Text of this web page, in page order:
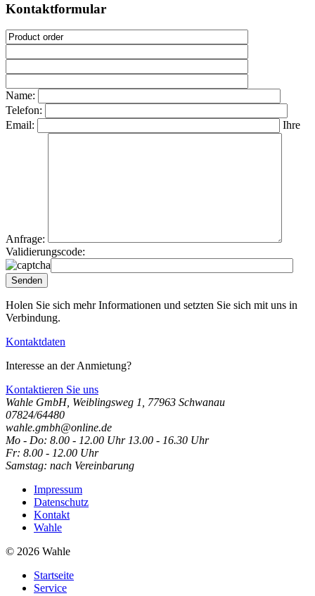
Kontaktformular
Name:
Telefon:
Email:
Ihre
Anfrage:
Validierungscode:
Holen Sie sich mehr Informationen und setzten Sie sich mit uns in
Verbindung.
Kontaktdaten
Interesse an der Anmietung?
Kontaktieren Sie uns
Wahle GmbH, Weiblingsweg 1, 77963 Schwanau
07824/64480
wahle.gmbh@online.de
Mo - Do: 8.00 - 12.00 Uhr 13.00 - 16.30 Uhr
Fr: 8.00 - 12.00 Uhr
Samstag: nach Vereinbarung
Impressum
Datenschutz
Kontakt
Wahle
© 2026 Wahle
Startseite
Service